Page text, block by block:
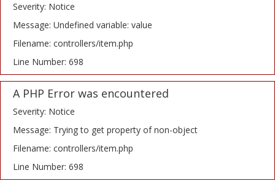
Severity: Notice
Message: Undefined variable: value
Filename: controllers/item.php
Line Number: 698
A PHP Error was encountered
Severity: Notice
Message: Trying to get property of non-object
Filename: controllers/item.php
Line Number: 698